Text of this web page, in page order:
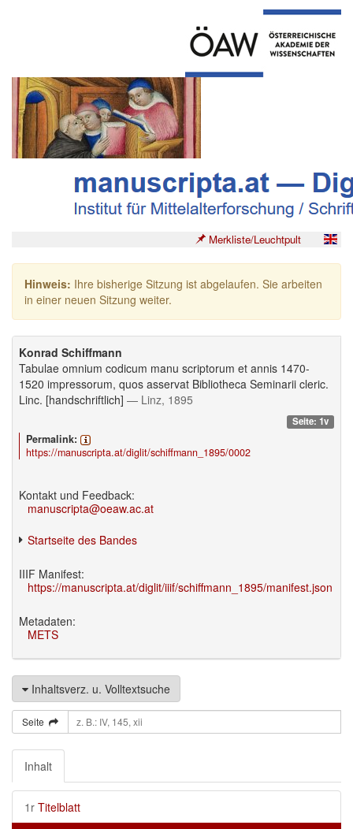
Merkliste/Leuchtpult
Hinweis: Ihre bisherige Sitzung ist abgelaufen. Sie arbeiten
in einer neuen Sitzung weiter.
Konrad Schiffmann
Tabulae omnium codicum manu scriptorum et annis 1470-
1520 impressorum, quos asservat Bibliotheca Seminarii cleric.
Linc. [handschriftlich] — Linz, 1895
Seite: 1v
Permalink:
https://manuscripta.at/diglit/schiffmann_1895/0002
Kontakt und Feedback:
manuscripta@oeaw.ac.at
Startseite des Bandes
IIIF Manifest:
https://manuscripta.at/diglit/iiif/schiffmann_1895/manifest.json
Metadaten:
METS
Inhaltsverz. u. Volltextsuche
Seite
Inhalt
1r Titelblatt